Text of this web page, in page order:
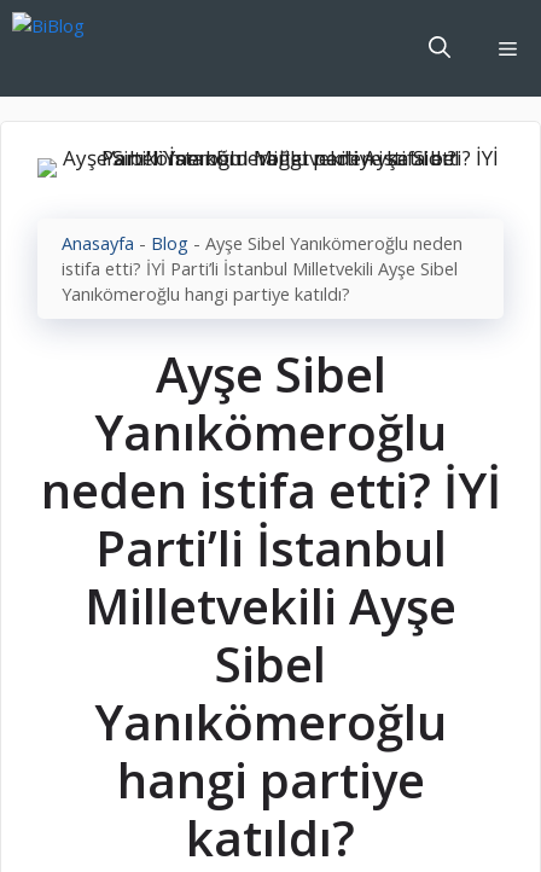
İçeriğe
Anasayfa - Blog - Ayşe Sibel Yanıkömeroğlu neden
istifa etti? İYİ Parti’li İstanbul Milletvekili Ayşe Sibel
Yanıkömeroğlu hangi partiye katıldı?
Ayşe Sibel
Yanıkömeroğlu
neden istifa etti? İYİ
Parti’li İstanbul
Milletvekili Ayşe
Sibel
Yanıkömeroğlu
hangi partiye
katıldı?